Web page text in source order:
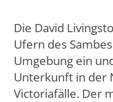
Die David
Ufern des
Umgebung ein
Unterkunft in der
Victoriafälle. Der